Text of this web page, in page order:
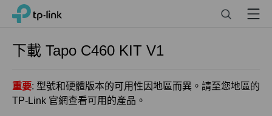
Click
navigation
TP-Link, Reliably Smart Menu
下載 Tapo C460 KIT V1
重要: 型號和硬體版本的可用性因地區而異。請至您地區的
TP-Link 官網查看可用的產品。